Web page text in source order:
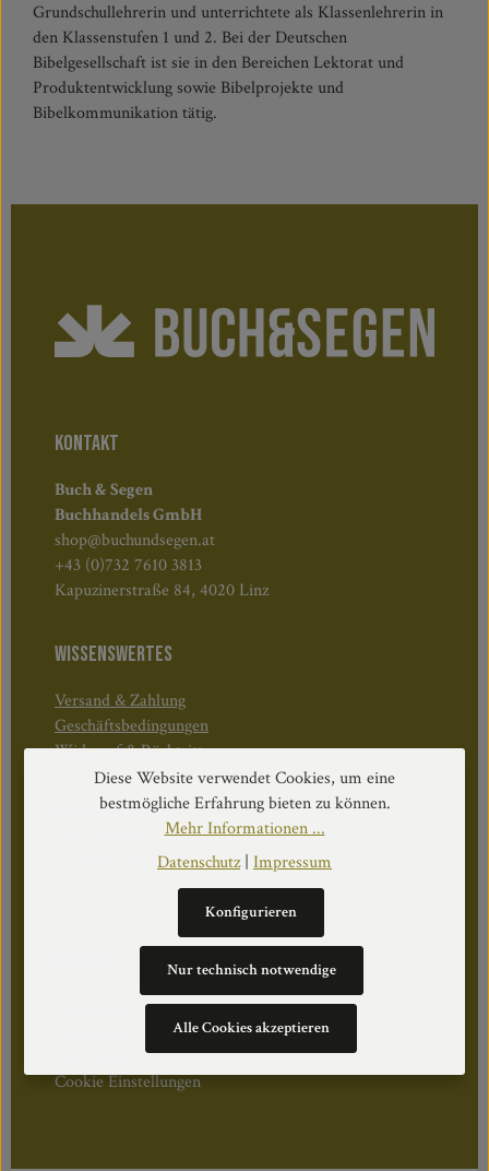
Grundschullehrerin und unterrichtete als Klassenlehrerin in
den Klassenstufen 1 und 2. Bei der Deutschen
Bibelgesellschaft ist sie in den Bereichen Lektorat und
Produktentwicklung sowie Bibelprojekte und
Bibelkommunikation tätig.
KONTAKT
Buch & Segen
Buchhandels GmbH
shop@buchundsegen.at
+43 (0)732 7610 3813
Kapuzinerstraße 84, 4020 Linz
WISSENSWERTES
Versand & Zahlung
Geschäftsbedingungen
Widerruf & Rücktritt
Öffnungszeiten:
Mo–Do: 08:30–17:00 Uhr
Fr: 08:30–12:30 Uhr
Cookie Einstellungen
Diese Website verwendet Cookies, um eine
bestmögliche Erfahrung bieten zu können.
Mehr Informationen ...
Datenschutz| Impressum
Nur technisch notwendige
Konfigurieren
Alle Cookies akzeptieren